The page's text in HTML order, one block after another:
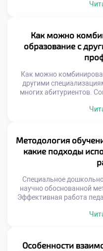
требуют особого
мертвым грузом. Важно
осознанно и
глубину моральной
Как можно
образование с
Как можно
другими
многих абитуриентов.
квалификация
навыками
образовательную
дают новые
Методология
какие подходы
Специальное
научно обоснованной
Эффективная работа
обучению
вызовам профессии.
Особенности